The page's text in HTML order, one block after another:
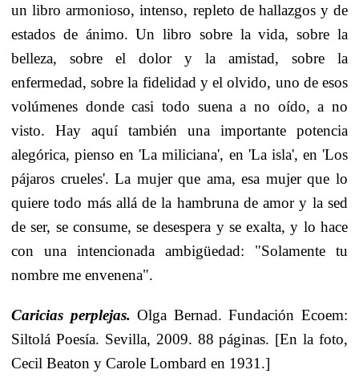
un libro armonioso, intenso, repleto de hallazgos y de
estados de ánimo. Un libro sobre la vida, sobre la
belleza, sobre el dolor y la amistad, sobre la
enfermedad, sobre la fidelidad y el olvido, uno de esos
volúmenes donde casi todo suena a no oído, a no
visto. Hay aquí también una importante potencia
alegórica, pienso en 'La miliciana', en 'La isla', en 'Los
pájaros crueles'. La mujer que ama, esa mujer que lo
quiere todo más allá de la hambruna de amor y la sed
de ser, se consume, se desespera y se exalta, y lo hace
con una intencionada ambigüedad: "Solamente tu
nombre me envenena".
Caricias perplejas. Olga Bernad. Fundación Ecoem:
Siltolá Poesía. Sevilla, 2009. 88 páginas. [En la foto,
Cecil Beaton y Carole Lombard en 1931.]